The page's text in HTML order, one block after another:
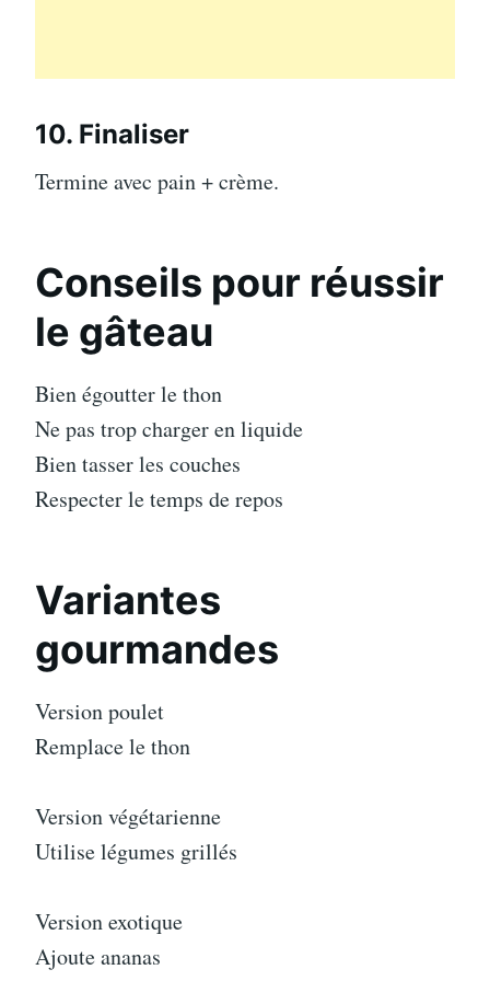
10. Finaliser
Termine avec pain + crème.
Conseils pour réussir
le gâteau
Bien égoutter le thon
Ne pas trop charger en liquide
Bien tasser les couches
Respecter le temps de repos
Variantes
gourmandes
Version poulet
Remplace le thon
Version végétarienne
Utilise légumes grillés
Version exotique
Ajoute ananas